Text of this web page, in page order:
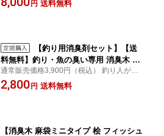
力消臭、脱臭、消臭剤、芳香剤 除菌 天然ひ
円 送料無料
【釣り用消臭剤セット】【送
料無料】釣り・魚の臭い専用 消臭木 消
臭スプレー1本 麻袋ミニ1個 釣り 消臭
除菌 消臭スプレー ヒノキの香り 精油
ミ 生臭い
通常販売価格3,900円（税込） 釣り人が作
った釣り専用消臭剤 ひのきの抽出液を使用
した天然由来の消臭スプレー 無添加 ひのき
2,800 円 送料無料
【消臭木 麻袋ミニタイプ 桧 フィッシュ